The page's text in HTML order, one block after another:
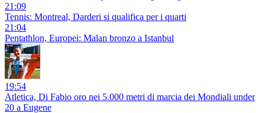
21:09
Tennis: Montreal, Darderi si qualifica per i quarti
21:04
Pentathlon, Europei: Malan bronzo a Istanbul
19:54
Atletica, Di Fabio oro nei 5.000 metri di marcia dei Mondiali under
20 a Eugene